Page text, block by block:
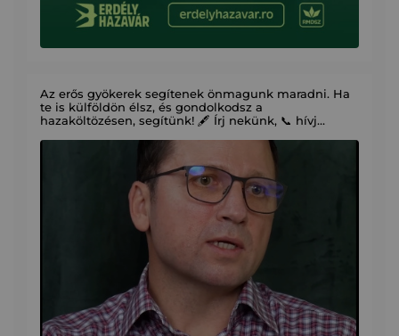
Az erős gyökerek segítenek önmagunk maradni. Ha
te is külföldön élsz, és gondolkodsz a
hazaköltözésen, segítünk! 🖋️ Írj nekünk, 📞 hívj